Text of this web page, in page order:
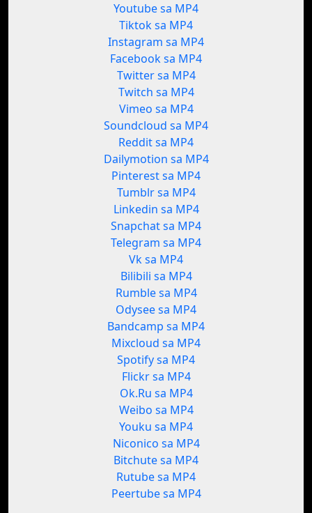
Youtube sa MP4
Tiktok sa MP4
Instagram sa MP4
Facebook sa MP4
Twitter sa MP4
Twitch sa MP4
Vimeo sa MP4
Soundcloud sa MP4
Reddit sa MP4
Dailymotion sa MP4
Pinterest sa MP4
Tumblr sa MP4
Linkedin sa MP4
Snapchat sa MP4
Telegram sa MP4
Vk sa MP4
Bilibili sa MP4
Rumble sa MP4
Odysee sa MP4
Bandcamp sa MP4
Mixcloud sa MP4
Spotify sa MP4
Flickr sa MP4
Ok.Ru sa MP4
Weibo sa MP4
Youku sa MP4
Niconico sa MP4
Bitchute sa MP4
Rutube sa MP4
Peertube sa MP4